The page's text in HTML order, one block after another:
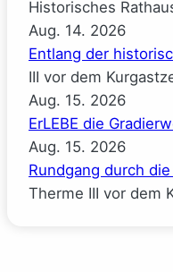
Historisches
Aug. 14. 2026
Entlang der
III vor dem
Aug. 15. 2026
ErLEBE die
Aug. 15. 2026
Rundgang durch
Therme III vor dem